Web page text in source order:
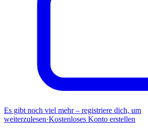
Es gibt noch viel mehr – registriere dich, um
weiterzulesen·Kostenloses Konto erstellen